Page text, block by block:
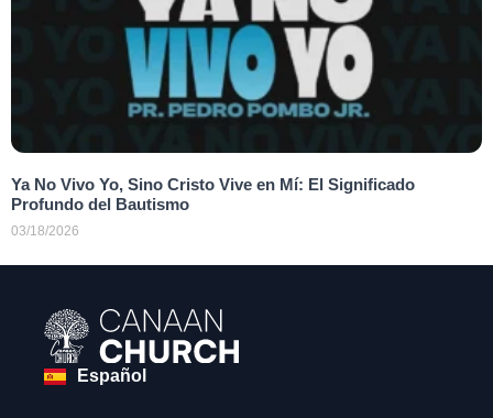
Ya No Vivo Yo, Sino Cristo Vive en Mí: El Significado
Profundo del Bautismo
03/18/2026
Español